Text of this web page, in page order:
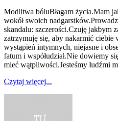
Modlitwa bóluBłagam życia.Mam
wokół swoich
skandalu: szczerości.Czuję jakbym
zatrzymuję się, aby nakarmić
wystąpień intymnych, niejasne i
fatum i współudział.Nie dowiemy
mieć wątpliwości.Jesteśmy ludźmi
Czytaj więcej...